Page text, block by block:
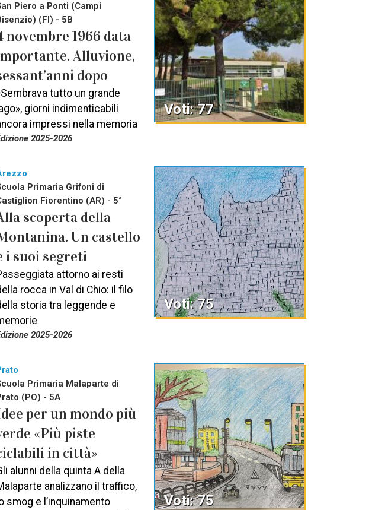
Piero a Ponti (Campi
(FI) - 5B
novembre 1966 data
Alluvione,
dopo
tutto un grande
giorni indimenticabili
impressi nella memoria
2025-2026
Voti: 77
Primaria Grifoni di
Fiorentino (AR) - 5°
scoperta della
Un castello
i suoi segreti
attorno ai resti
rocca in Val di Chio: il filo
storia tra leggende e
2025-2026
Voti: 75
Primaria Malaparte di
(PO) - 5A
per un mondo più
«Più piste
in città»
alunni della quinta A della
analizzano il traffico,
smog e l’inquinamento
Voti: 75